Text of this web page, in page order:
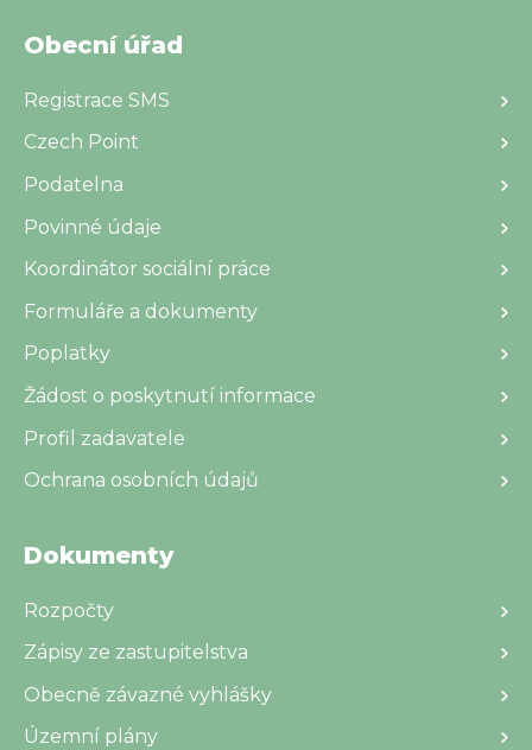
Obecní úřad
Registrace SMS
Czech Point
Podatelna
Povinné údaje
Koordinátor sociální práce
Formuláře a dokumenty
Poplatky
Žádost o poskytnutí informace
Profil zadavatele
Ochrana osobních údajů
Dokumenty
Rozpočty
Zápisy ze zastupitelstva
Obecně závazné vyhlášky
Územní plány